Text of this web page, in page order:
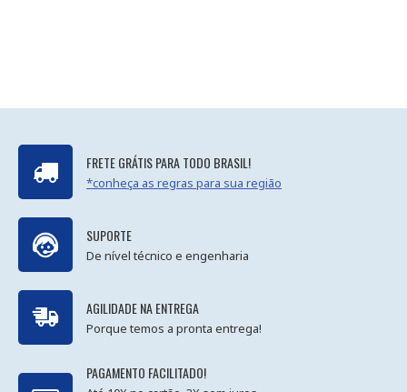
FRETE GRÁTIS PARA TODO BRASIL!
*conheça as regras para sua região
SUPORTE
De nível técnico e engenharia
AGILIDADE NA ENTREGA
Porque temos a pronta entrega!
PAGAMENTO FACILITADO!